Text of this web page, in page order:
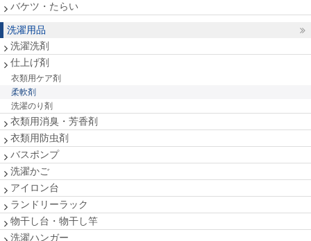
バケツ・たらい
洗濯用品
洗濯洗剤
仕上げ剤
衣類用ケア剤
柔軟剤
洗濯のり剤
衣類用消臭・芳香剤
衣類用防虫剤
バスポンプ
洗濯かご
アイロン台
ランドリーラック
物干し台・物干し竿
洗濯ハンガー